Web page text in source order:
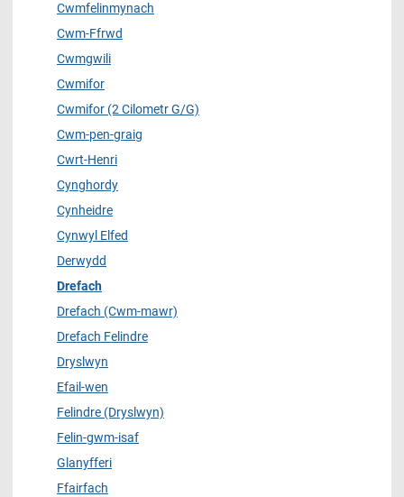
Cwmfelinmynach
Cwm-Ffrwd
Cwmgwili
Cwmifor
Cwmifor (2 Cilometr G/G)
Cwm-pen-graig
Cwrt-Henri
Cynghordy
Cynheidre
Cynwyl Elfed
Derwydd
Drefach
Drefach (Cwm-mawr)
Drefach Felindre
Dryslwyn
Efail-wen
Felindre (Dryslwyn)
Felin-gwm-isaf
Glanyfferi
Ffairfach